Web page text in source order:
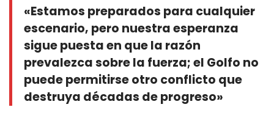
«Estamos preparados para cualquier
escenario, pero nuestra esperanza
sigue puesta en que la razón
prevalezca sobre la fuerza; el Golfo no
puede permitirse otro conflicto que
destruya décadas de progreso»